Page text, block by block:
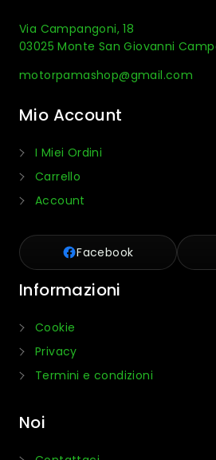
Via Campangoni, 18
03025 Monte San Giovanni
motorpamashop@gmail.com
Mio Account
I Miei Ordini
Carrello
Account
Facebook
Informazioni
Cookie
Privacy
Termini e condizioni
Noi